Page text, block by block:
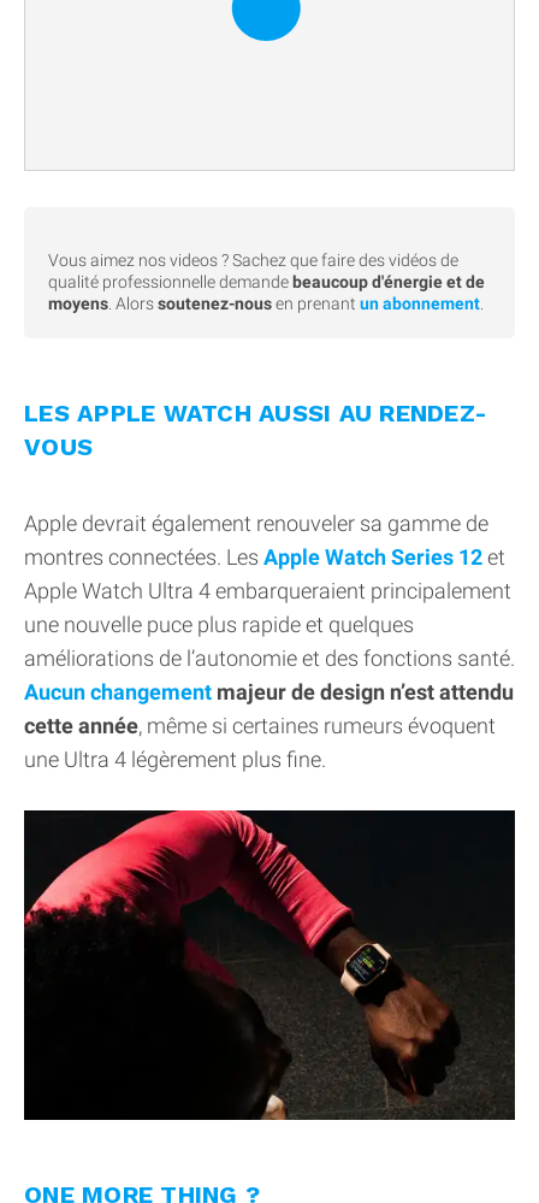
Vous aimez nos videos ? Sachez que faire des vidéos de
qualité professionnelle demande beaucoup d'énergie et de
moyens . Alorssoutenez-nousen prenant un abonnement
LES APPLE WATCH AUSSI AU RENDEZ-
VOUS
Apple devrait également renouveler sa gamme de
montres connectées. Les Apple Watch Series 12et
Apple Watch Ultra 4 embarqueraient principalement
une nouvelle puce plus rapide et quelques
améliorations de l’autonomie et des fonctions santé.
Aucun changement majeur de design n’est attendu
cette année, même si certaines rumeurs évoquent
une Ultra 4 légèrement plus fine.
ONE MORE THING ?